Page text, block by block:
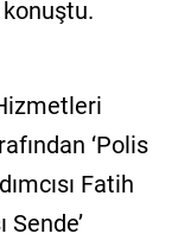
‘Polis
Fatih
Sende’